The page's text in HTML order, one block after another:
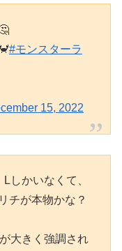
#モンスターラ
15, 2022
しかいなくて、
チが本物かな？
大きく強調され